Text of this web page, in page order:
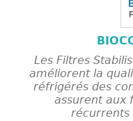
Les Filtres
améliorent la
réfrigérés des
assurent aux
récurrents